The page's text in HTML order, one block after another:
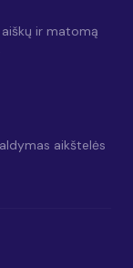
ir matomą
aikštelės